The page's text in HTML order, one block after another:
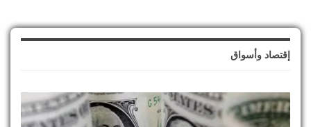
إقتصاد وأسواق